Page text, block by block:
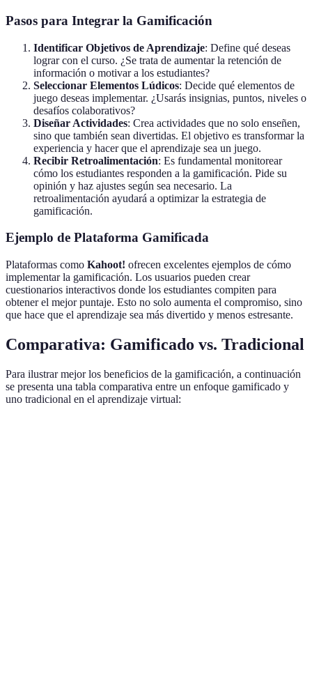
Pasos para Integrar la Gamificación
Identificar Objetivos de Aprendizaje: Define qué deseas
lograr con el curso. ¿Se trata de aumentar la retención de
información o motivar a los estudiantes?
Seleccionar Elementos Lúdicos: Decide qué elementos de
juego deseas implementar. ¿Usarás insignias, puntos, niveles o
desafíos colaborativos?
Diseñar Actividades: Crea actividades que no solo enseñen,
sino que también sean divertidas. El objetivo es transformar la
experiencia y hacer que el aprendizaje sea un juego.
Recibir Retroalimentación: Es fundamental monitorear
cómo los estudiantes responden a la gamificación. Pide su
opinión y haz ajustes según sea necesario. La
retroalimentación ayudará a optimizar la estrategia de
gamificación.
Ejemplo de Plataforma Gamificada
Plataformas como Kahoot! ofrecen excelentes ejemplos de cómo
implementar la gamificación. Los usuarios pueden crear
cuestionarios interactivos donde los estudiantes compiten para
obtener el mejor puntaje. Esto no solo aumenta el compromiso, sino
que hace que el aprendizaje sea más divertido y menos estresante.
Comparativa: Gamificado vs. Tradicional
Para ilustrar mejor los beneficios de la gamificación, a continuación
se presenta una tabla comparativa entre un enfoque gamificado y
uno tradicional en el aprendizaje virtual: